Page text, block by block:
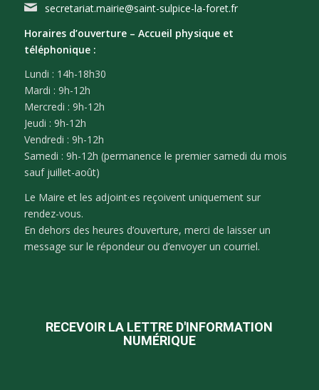
secretariat.mairie@saint-sulpice-la-foret.fr
Horaires d’ouverture – Accueil physique et
téléphonique :
Lundi : 14h-18h30
Mardi : 9h-12h
Mercredi : 9h-12h
Jeudi : 9h-12h
Vendredi : 9h-12h
Samedi : 9h-12h (permanence le premier samedi du mois
sauf juillet-août)
Le Maire et les adjoint·es reçoivent uniquement sur
rendez-vous.
En dehors des heures d’ouverture, merci de laisser un
message sur le répondeur ou d’envoyer un courriel.
RECEVOIR LA LETTRE D'INFORMATION
NUMÉRIQUE